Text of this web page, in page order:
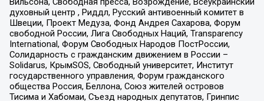
духовный центр , Риддл, Русский антивоенный комитет в
Швеции, Проект Медуза, Фонд Андрея Сахарова, Форум
свободной России, Лига Свободных Наций, Transparеncy
International, Форум Свободных Народов ПостРоссии,
Солидарность с гражданским движением в России –
Solidarus, КрымSOS, Свободный университет, Институт
государственного управления, Форум гражданского
общества Россия, Беллона, Союз жителей островов
Тисима и Хабомаи, Съезд народных депутатов, Гринпис